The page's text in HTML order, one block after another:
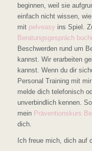
beginnen, weil sie
einfach nicht wissen,
mit pelveasy ins Spiel.
Beratungsgespräch
Beschwerden rund um
kannst. Wir erarbeiten
kannst. Wenn du dir
Personal Training mit
melde dich telefonisch
unverbindlich kennen.
mein Präventionskurs
dich.
Ich freue mich, dich auf